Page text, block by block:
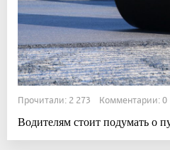
Прочитали: 2 273 Комментарии: 0
Водителям стоит подумать о